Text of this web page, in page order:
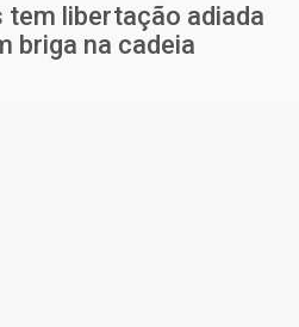
tem libertação adiada
briga na cadeia